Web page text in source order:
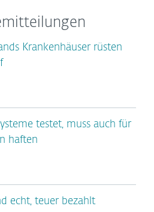
Krankenhäuser rüsten
testet, muss auch für
haften
echt, teuer bezahlt